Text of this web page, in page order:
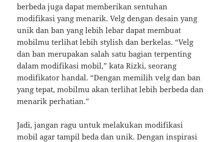
berbeda juga dapat memberikan sentuhan
modifikasi yang menarik. Velg dengan desain yang
unik dan ban yang lebih lebar dapat membuat
mobilmu terlihat lebih stylish dan berkelas. “Velg
dan ban merupakan salah satu bagian terpenting
dalam modifikasi mobil,” kata Rizki, seorang
modifikator handal. “Dengan memilih velg dan ban
yang tepat, mobilmu akan terlihat lebih berbeda dan
menarik perhatian.”
Jadi, jangan ragu untuk melakukan modifikasi
mobil agar tampil beda dan unik. Dengan inspirasi